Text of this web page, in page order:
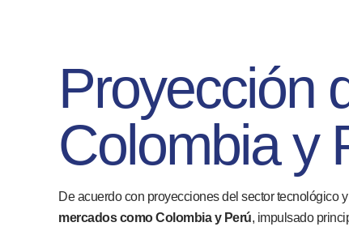
Proyección
Colombia y
De acuerdo con proyecciones del sector tecnológico
mercados como Colombia y Perú, impulsado